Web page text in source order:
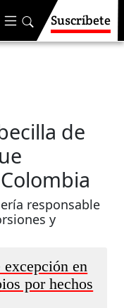
Suscríbete
de
responsable
y
excepción en
por hechos